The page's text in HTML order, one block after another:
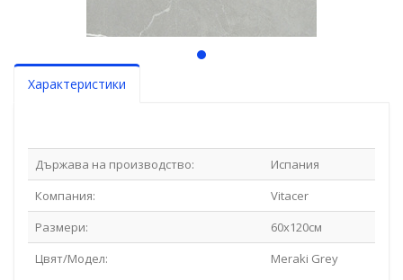
Характеристики
Държава на производство:
Испания
Компания:
Vitacer
Размери:
60x120см
Цвят/Модел:
Meraki Grey